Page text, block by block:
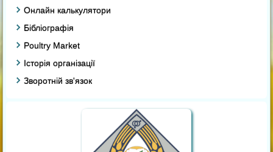
Онлайн калькулятори
Бібліографія
Poultry Market
Історія організації
Зворотній зв'язок